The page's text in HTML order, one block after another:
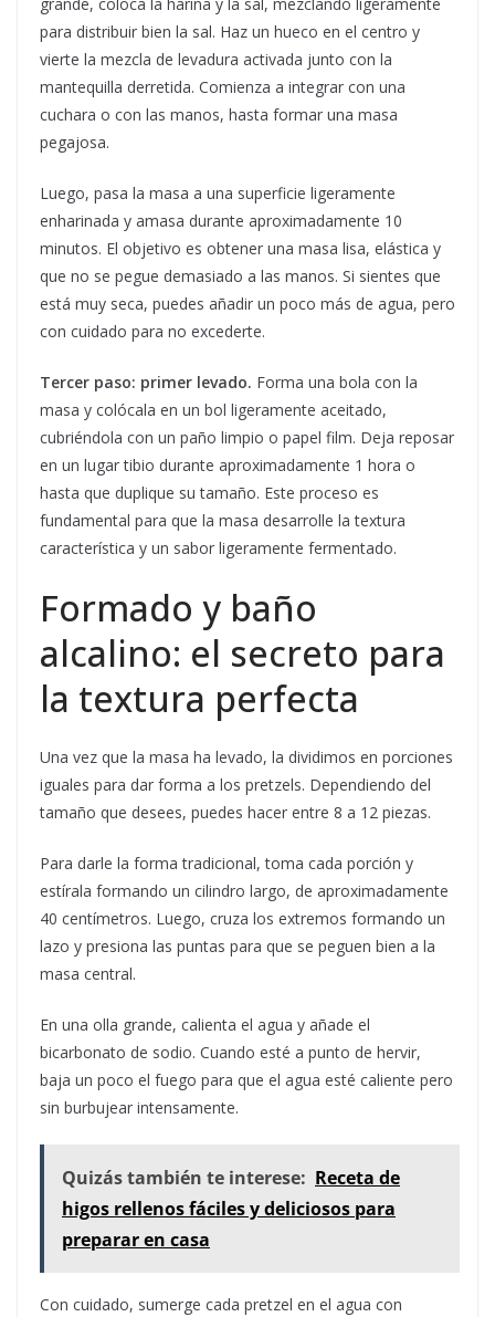
grande, coloca la harina y la sal, mezclando ligeramente
para distribuir bien la sal. Haz un hueco en el centro y
vierte la mezcla de levadura activada junto con la
mantequilla derretida. Comienza a integrar con una
cuchara o con las manos, hasta formar una masa
pegajosa.
Luego, pasa la masa a una superficie ligeramente
enharinada y amasa durante aproximadamente 10
minutos. El objetivo es obtener una masa lisa, elástica y
que no se pegue demasiado a las manos. Si sientes que
está muy seca, puedes añadir un poco más de agua, pero
con cuidado para no excederte.
Tercer paso: primer levado. Forma una bola con la
masa y colócala en un bol ligeramente aceitado,
cubriéndola con un paño limpio o papel film. Deja reposar
en un lugar tibio durante aproximadamente 1 hora o
hasta que duplique su tamaño. Este proceso es
fundamental para que la masa desarrolle la textura
característica y un sabor ligeramente fermentado.
Formado y baño
alcalino: el secreto para
la textura perfecta
Una vez que la masa ha levado, la dividimos en porciones
iguales para dar forma a los pretzels. Dependiendo del
tamaño que desees, puedes hacer entre 8 a 12 piezas.
Para darle la forma tradicional, toma cada porción y
estírala formando un cilindro largo, de aproximadamente
40 centímetros. Luego, cruza los extremos formando un
lazo y presiona las puntas para que se peguen bien a la
masa central.
En una olla grande, calienta el agua y añade el
bicarbonato de sodio. Cuando esté a punto de hervir,
baja un poco el fuego para que el agua esté caliente pero
sin burbujear intensamente.
Quizás también te interese: Receta de
higos rellenos fáciles y deliciosos para
preparar en casa
Con cuidado, sumerge cada pretzel en el agua con